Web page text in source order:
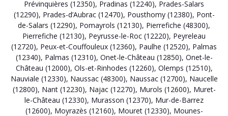
Prévinquières (12350), Pradinas (12240), Prades-Salars
(12290), Prades-d’Aubrac (12470), Pousthomy (12380), Pont-
de-Salars (12290), Pomayrols (12130), Pierrefiche (48300),
Pierrefiche (12130), Peyrusse-le-Roc (12220), Peyreleau
(12720), Peux-et-Couffouleux (12360), Paulhe (12520), Palmas
(12340), Palmas (12310), Onet-le-Château (12850), Onet-le-
Château (12000), Ols-et-Rinhodes (12260), Olemps (12510),
Nauviale (12330), Naussac (48300), Naussac (12700), Naucelle
(12800), Nant (12230), Najac (12270), Murols (12600), Muret-
le-Château (12330), Murasson (12370), Mur-de-Barrez
(12600), Moyrazès (12160), Mouret (12330), Mounes-